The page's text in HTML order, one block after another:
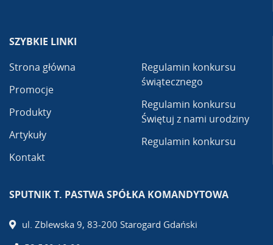
SZYBKIE LINKI
Strona główna
Promocje
Produkty
Artykuły
Kontakt
Regulamin konkursu
świątecznego
Regulamin konkursu
Świętuj z nami urodziny
Regulamin konkursu
SPUTNIK T. PASTWA SPÓŁKA KOMANDYTOWA
ul. Zblewska 9, 83-200 Starogard Gdański